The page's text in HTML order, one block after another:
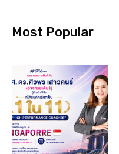
Most Popular